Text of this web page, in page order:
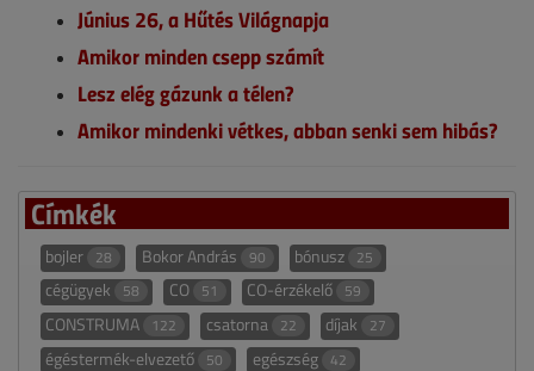
Június 26, a Hűtés Világnapja
Amikor minden csepp számít
Lesz elég gázunk a télen?
Amikor mindenki vétkes, abban senki sem hibás?
Címkék
bojler 28 Bokor András 90 bónusz 25
cégügyek 58 CO 51 CO-érzékelő 59
CONSTRUMA 122 csatorna 22 díjak 27
égéstermék-elvezető 50 egészség 42